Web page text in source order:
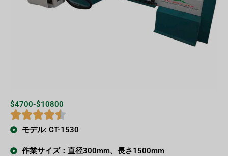
$4700-$10800
モデル: CT-1530
作業サイズ：直径300mm、長さ1500mm